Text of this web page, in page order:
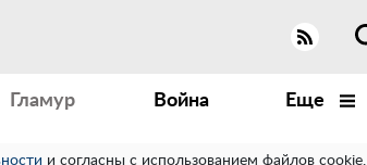
Гламур Война Еще
и согласны с использованием файлов cookie.